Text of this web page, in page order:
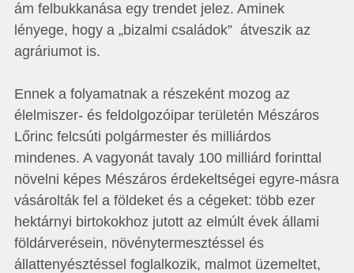
ám felbukkanása egy trendet jelez. Aminek
lényege, hogy a „bizalmi családok” átveszik az
agráriumot is.
Ennek a folyamatnak a részeként mozog az
élelmiszer- és feldolgozóipar területén Mészáros
Lőrinc felcsúti polgármester és milliárdos
mindenes. A vagyonát tavaly 100 milliárd forinttal
növelni képes Mészáros érdekeltségei egyre-másra
vásárolták fel a földeket és a cégeket: több ezer
hektárnyi birtokokhoz jutott az elmúlt évek állami
földárverésein, növénytermesztéssel és
állattenyésztéssel foglalkozik, malmot üzemeltet,